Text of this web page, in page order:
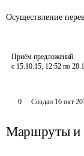
Осуществление
Приём предложений
с 15.10.15, 12:52 по
0 Создан 16 окт
Маршруты и